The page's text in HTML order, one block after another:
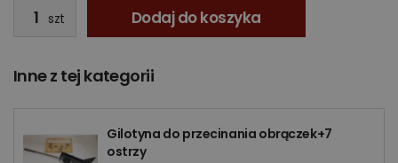
szt Dodaj do koszyka
Inne z tej kategorii
Gilotyna do przecinania obrączek+7
ostrzy